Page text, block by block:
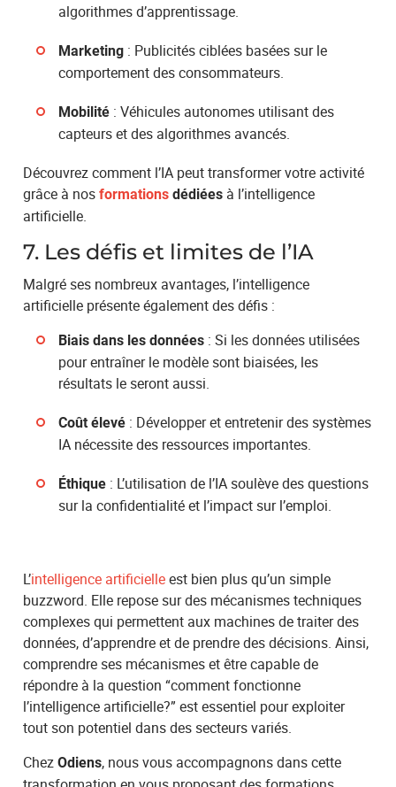
algorithmes d’apprentissage.
Marketing : Publicités ciblées basées sur le
comportement des consommateurs.
Mobilité : Véhicules autonomes utilisant des
capteurs et des algorithmes avancés.
Découvrez comment l’IA peut transformer votre activité
grâce à nosformations dédiées à l’intelligence
artificielle.
7. Les défis et limites de l’IA
Malgré ses nombreux avantages, l’intelligence
artificielle présente également des défis :
Biais dans les données : Si les données utilisées
pour entraîner le modèle sont biaisées, les
résultats le seront aussi.
Coût élevé : Développer et entretenir des systèmes
IA nécessite des ressources importantes.
Éthique : L’utilisation de l’IA soulève des questions
sur la confidentialité et l’impact sur l’emploi.
L’intelligence artificielleest bien plus qu’un simple
buzzword. Elle repose sur des mécanismes techniques
complexes qui permettent aux machines de traiter des
données, d’apprendre et de prendre des décisions. Ainsi,
comprendre ses mécanismes et être capable de
répondre à la question “comment fonctionne
l’intelligence artificielle?” est essentiel pour exploiter
tout son potentiel dans des secteurs variés.
ChezOdiens, nous vous accompagnons dans cette